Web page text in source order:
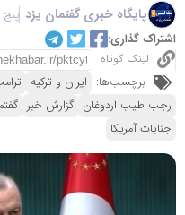
پایگاه خبری گفتمان یزد پنج شنبه
اشتراک گذاری:
لینک کوتاه
برچسب‌ها: ایران و ترکیه
رجب طیب اردوغان گزارش خبر
جنایات آمریکا